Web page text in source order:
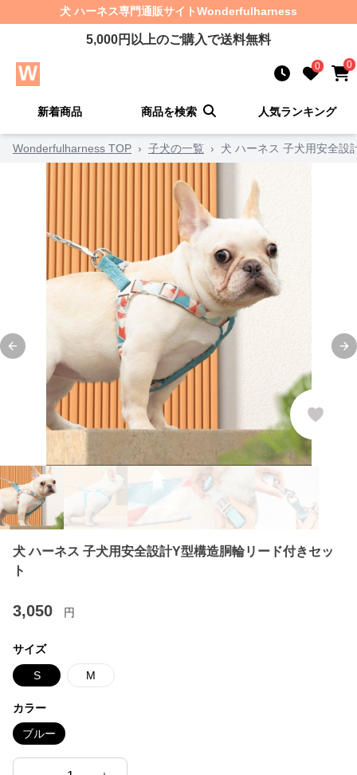
犬 ハーネス専門通販サイトWonderfulharness
5,000円以上のご購入で送料無料
0 0
新着商品 商品を検索 人気ランキング
Wonderfulharness TOP › 子犬の一覧 › 犬 ハーネス 子犬用安全設
Previous slide
犬 ハーネス 子犬用安全設計Y型構造胴輪リード付きセッ
ト
3,050 円
サイズ
S M
カラー
ブルー